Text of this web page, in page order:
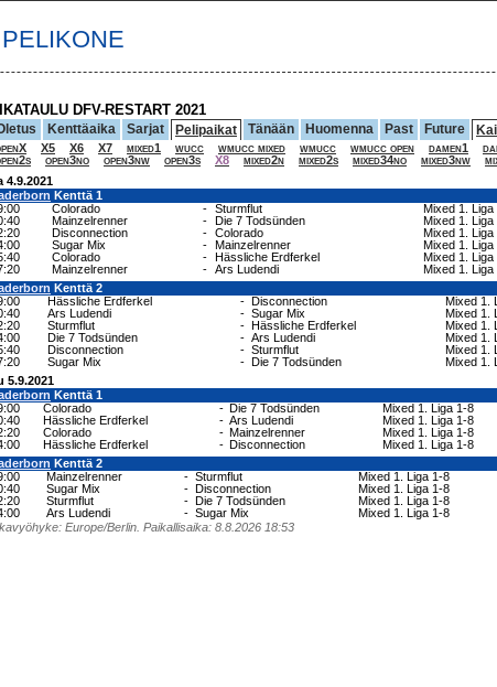
PELIKONE
DFV-RESTART 2021
Kenttäaika Sarjat Pelipaikat Tänään Huomenna Past Future
X5 X6 X7 mixed1 wucc wmucc mixed wmucc wmucc open damen1
open3no open3nw open3s X8 mixed2n mixed2s mixed34no mixed3nw
4.9.2021
Kenttä 1
Colorado - Sturmflut Mixed 1. Liga
Mainzelrenner - Die 7 Todsünden Mixed 1. Liga
Disconnection - Colorado Mixed 1. Liga
Sugar Mix - Mainzelrenner Mixed 1. Liga
Colorado - Hässliche Erdferkel Mixed 1. Liga
Mainzelrenner - Ars Ludendi Mixed 1. Liga
Kenttä 2
Hässliche Erdferkel - Disconnection Mixed 1.
Ars Ludendi - Sugar Mix Mixed 1.
Sturmflut - Hässliche Erdferkel Mixed 1.
Die 7 Todsünden - Ars Ludendi Mixed 1.
Disconnection - Sturmflut Mixed 1.
Sugar Mix - Die 7 Todsünden Mixed 1.
5.9.2021
Kenttä 1
Colorado - Die 7 Todsünden Mixed 1. Liga 1-8
Hässliche Erdferkel - Ars Ludendi Mixed 1. Liga 1-8
Colorado - Mainzelrenner Mixed 1. Liga 1-8
Hässliche Erdferkel - Disconnection Mixed 1. Liga 1-8
Kenttä 2
Mainzelrenner - Sturmflut Mixed 1. Liga 1-8
Sugar Mix - Disconnection Mixed 1. Liga 1-8
Sturmflut - Die 7 Todsünden Mixed 1. Liga 1-8
Ars Ludendi - Sugar Mix Mixed 1. Liga 1-8
Europe/Berlin. Paikallisaika: 8.8.2026 18:53